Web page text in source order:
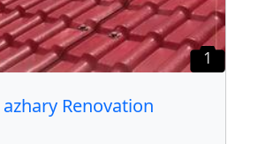
1
Renovation